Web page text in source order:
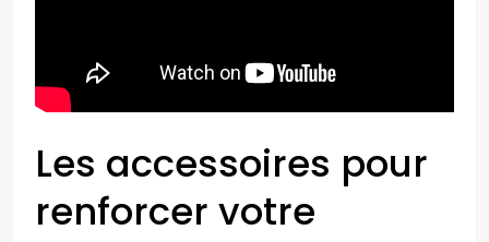
Les accessoires pour
renforcer votre